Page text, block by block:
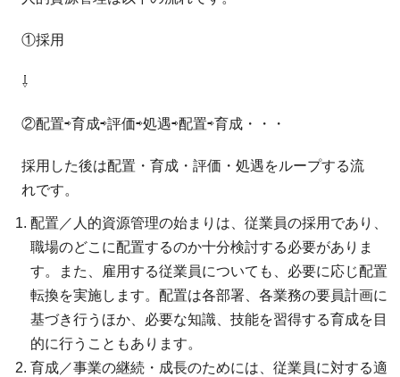
①採用
⇩
②配置⇨育成⇨評価⇨処遇⇨配置⇨育成・・・
採用した後は配置・育成・評価・処遇をループする流
れです。
配置／人的資源管理の始まりは、従業員の採用であり、
職場のどこに配置するのか十分検討する必要がありま
す。また、雇用する従業員についても、必要に応じ配置
転換を実施します。配置は各部署、各業務の要員計画に
基づき行うほか、必要な知識、技能を習得する育成を目
的に行うこともあります。
育成／事業の継続・成長のためには、従業員に対する適